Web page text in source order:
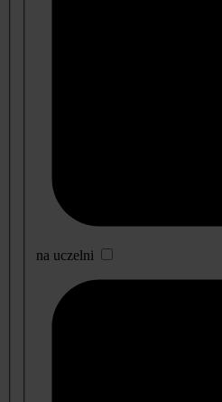
na uczelni